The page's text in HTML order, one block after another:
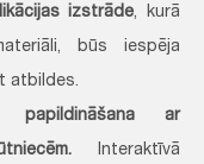
izstrāde, kurā
būs iespēja
atbildes.
ar
Interaktīvā